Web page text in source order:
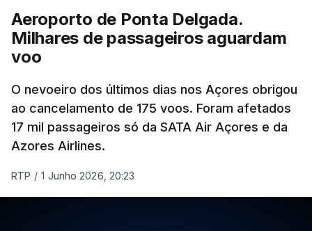
Aeroporto de Ponta Delgada.
Milhares de passageiros aguardam
voo
O nevoeiro dos últimos dias nos Açores obrigou
ao cancelamento de 175 voos. Foram afetados
17 mil passageiros só da SATA Air Açores e da
Azores Airlines.
RTP / 1 Junho 2026, 20:23